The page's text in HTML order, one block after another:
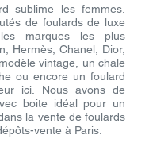
sublime les femmes.
de foulards de luxe
marques les plus
Hermès, Chanel, Dior,
vintage, un chale
ou encore un foulard
ici. Nous avons de
boite idéal pour un
la vente de foulards
vente à Paris.